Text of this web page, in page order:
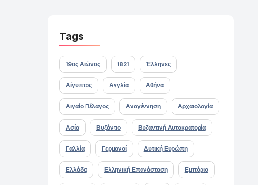
Tags
19ος Αιώνας 1821 Έλληνες
Αίγυπτος Αγγλία Αθήνα
Αιγαίο Πέλαγος Αναγέννηση Αρχαιολογία
Ασία Βυζάντιο Βυζαντινή Αυτοκρατορία
Γαλλία Γερμανοί Δυτική Ευρώπη
Ελλάδα Ελληνική Επανάσταση Εμπόριο